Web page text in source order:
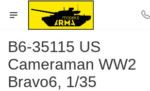
B6-35115 US
Cameraman WW2
Bravo6, 1/35